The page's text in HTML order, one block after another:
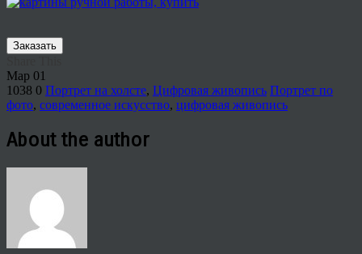
Заказать
Мар 01
1038 0 Портрет на холсте, Цифровая живопись Портрет по
фото, современное искусство, цифровая живопись
About the author